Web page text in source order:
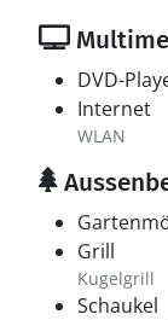
DVD-
Internet
WLAN
Grill
Kugelgrill
Schaukel